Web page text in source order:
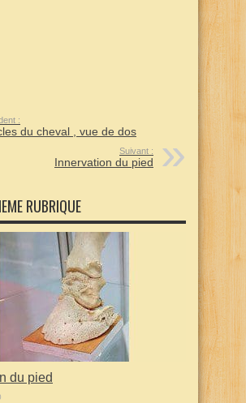
:
du cheval , vue de dos
Suivant :
Innervation du pied
RUBRIQUE
du pied